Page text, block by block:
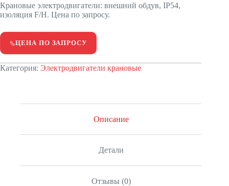
Крановые электродвигатели: внешний обдув, IP54,
изоляция F/H. Цена по запросу.
ЦЕНА ПО ЗАПРОСУ
Категория: Электродвигатели крановые
Описание
Детали
Отзывы (0)